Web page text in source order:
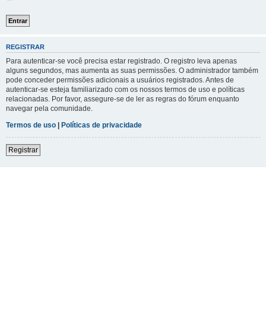
REGISTRAR
Para autenticar-se você precisa estar registrado. O registro leva apenas
alguns segundos, mas aumenta as suas permissões. O administrador também
pode conceder permissões adicionais a usuários registrados. Antes de
autenticar-se esteja familiarizado com os nossos termos de uso e políticas
relacionadas. Por favor, assegure-se de ler as regras do fórum enquanto
navegar pela comunidade.
Termos de uso | Políticas de privacidade
Registrar